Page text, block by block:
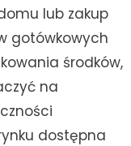
lub zakup
gotówkowych
środków,
na
dostępna